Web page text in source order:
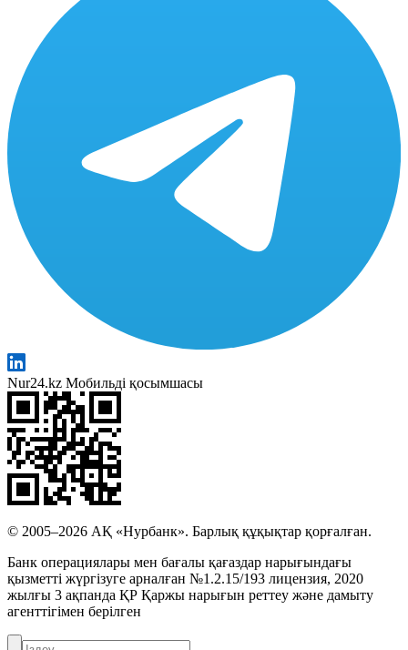
Nur24.kz Мобильді қосымшасы
© 2005–2026 АҚ «Нурбанк». Барлық құқықтар қорғалған.
Банк операциялары мен бағалы қағаздар нарығындағы
қызметті жүргізуге арналған №1.2.15/193 лицензия, 2020
жылғы 3 ақпанда ҚР Қаржы нарығын реттеу және дамыту
агенттігімен берілген